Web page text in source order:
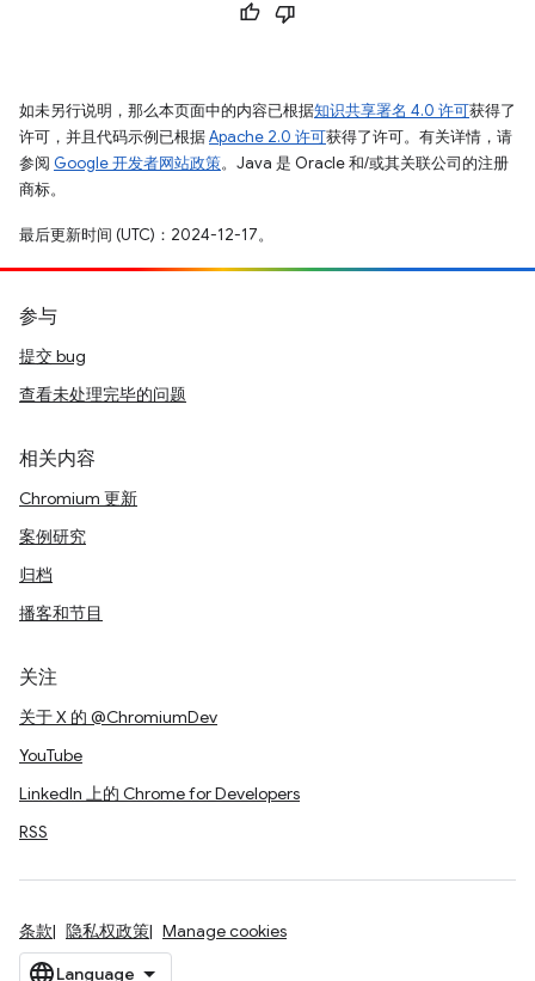
如未另行说明，那么本页面中的内容已根据知识共享署名 4.0 许可获得了
许可，并且代码示例已根据Apache 2.0 许可获得了许可。有关详情，请
参阅 Google 开发者网站政策。Java 是 Oracle 和/或其关联公司的注册
商标。
最后更新时间 (UTC)：2024-12-17。
参与
提交 bug
查看未处理完毕的问题
相关内容
Chromium 更新
案例研究
归档
播客和节目
关注
关于 X 的 @ChromiumDev
YouTube
LinkedIn 上的 Chrome for Developers
RSS
条款 隐私权政策 Manage cookies